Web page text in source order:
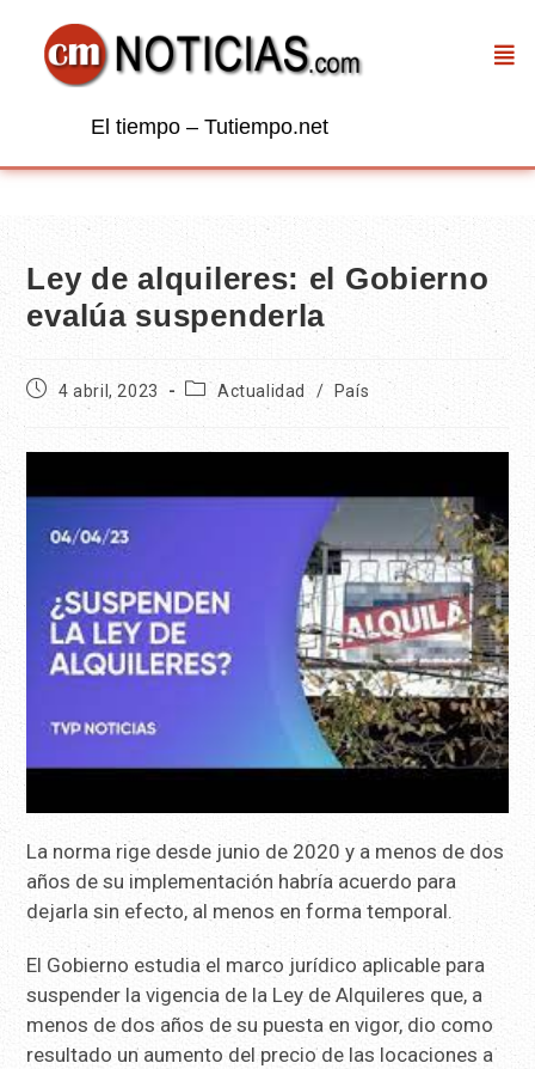
El tiempo – Tutiempo.net
Ley de alquileres: el Gobierno
evalúa suspenderla
4 abril, 2023 Actualidad / País
La norma rige desde junio de 2020 y a menos de dos
años de su implementación habría acuerdo para
dejarla sin efecto, al menos en forma temporal.
El Gobierno estudia el marco jurídico aplicable para
suspender la vigencia de la Ley de Alquileres que, a
menos de dos años de su puesta en vigor, dio como
resultado un aumento del precio de las locaciones a